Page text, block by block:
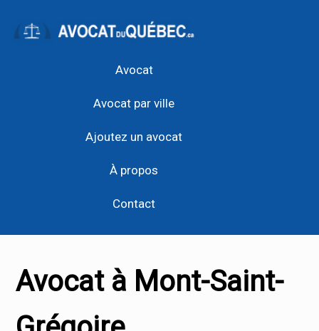
Avocat
Avocat par ville
Ajoutez un avocat
À propos
Contact
Avocat à Mont-Saint-